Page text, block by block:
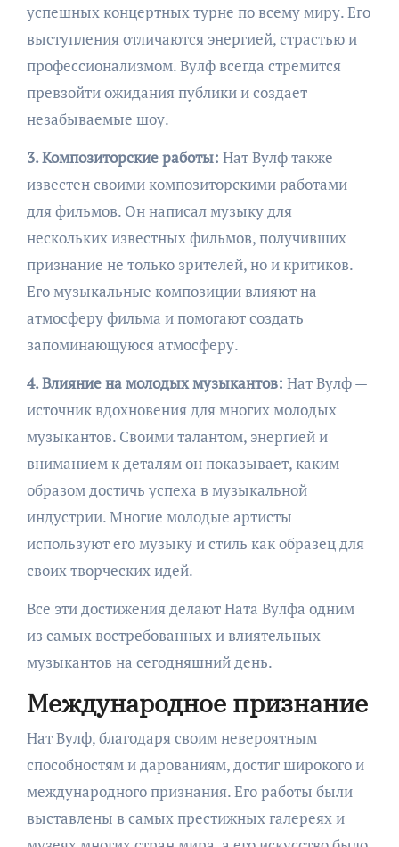
успешных концертных турне по всему миру. Его
выступления отличаются энергией, страстью и
профессионализмом. Вулф всегда стремится
превзойти ожидания публики и создает
незабываемые шоу.
3. Композиторские работы: Нат Вулф также
известен своими композиторскими работами
для фильмов. Он написал музыку для
нескольких известных фильмов, получивших
признание не только зрителей, но и критиков.
Его музыкальные композиции влияют на
атмосферу фильма и помогают создать
запоминающуюся атмосферу.
4. Влияние на молодых музыкантов: Нат Вулф —
источник вдохновения для многих молодых
музыкантов. Своими талантом, энергией и
вниманием к деталям он показывает, каким
образом достичь успеха в музыкальной
индустрии. Многие молодые артисты
используют его музыку и стиль как образец для
своих творческих идей.
Все эти достижения делают Ната Вулфа одним
из самых востребованных и влиятельных
музыкантов на сегодняшний день.
Международное признание
Нат Вулф, благодаря своим невероятным
способностям и дарованиям, достиг широкого и
международного признания. Его работы были
выставлены в самых престижных галереях и